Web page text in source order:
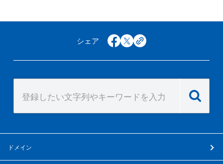
シェア facebook
x copy
ドメイン